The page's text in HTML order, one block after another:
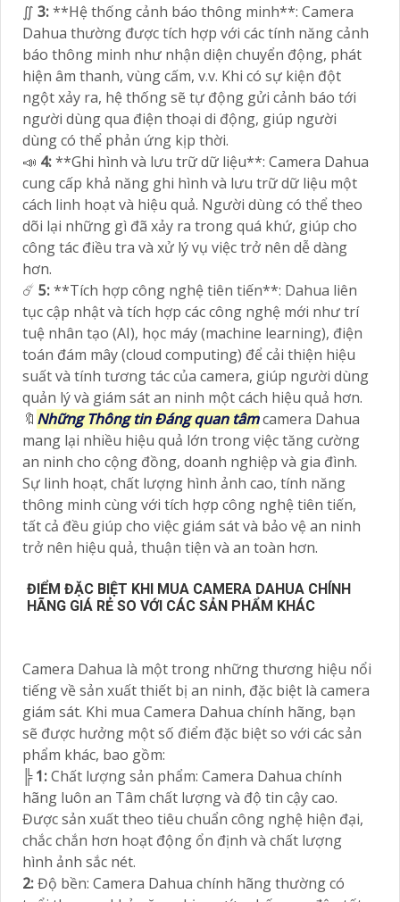
∬ 3:**Hệ thống cảnh báo thông minh**: Camera
Dahua thường được tích hợp với các tính năng cảnh
báo thông minh như nhận diện chuyển động, phát
hiện âm thanh, vùng cấm, v.v. Khi có sự kiện đột
ngột xảy ra, hệ thống sẽ tự động gửi cảnh báo tới
người dùng qua điện thoại di động, giúp người
dùng có thể phản ứng kịp thời.
📣 4:**Ghi hình và lưu trữ dữ liệu**: Camera Dahua
cung cấp khả năng ghi hình và lưu trữ dữ liệu một
cách linh hoạt và hiệu quả. Người dùng có thể theo
dõi lại những gì đã xảy ra trong quá khứ, giúp cho
công tác điều tra và xử lý vụ việc trở nên dễ dàng
hơn.
☄️ 5:**Tích hợp công nghệ tiên tiến**: Dahua liên
tục cập nhật và tích hợp các công nghệ mới như trí
tuệ nhân tạo (AI), học máy (machine learning), điện
toán đám mây (cloud computing) để cải thiện hiệu
suất và tính tương tác của camera, giúp người dùng
quản lý và giám sát an ninh một cách hiệu quả hơn.
🔖 Những Thông tin Đáng quan tâmcamera Dahua
mang lại nhiều hiệu quả lớn trong việc tăng cường
an ninh cho cộng đồng, doanh nghiệp và gia đình.
Sự linh hoạt, chất lượng hình ảnh cao, tính năng
thông minh cùng với tích hợp công nghệ tiên tiến,
tất cả đều giúp cho việc giám sát và bảo vệ an ninh
trở nên hiệu quả, thuận tiện và an toàn hơn.
ĐIỂM ĐẶC BIỆT KHI MUA CAMERA DAHUA CHÍNH
HÃNG GIÁ RẺ SO VỚI CÁC SẢN PHẨM KHÁC
Camera Dahua là một trong những thương hiệu nổi
tiếng về sản xuất thiết bị an ninh, đặc biệt là camera
giám sát. Khi mua Camera Dahua chính hãng, bạn
sẽ được hưởng một số điểm đặc biệt so với các sản
phẩm khác, bao gồm:
╠1:Chất lượng sản phẩm: Camera Dahua chính
hãng luôn an Tâm chất lượng và độ tin cậy cao.
Được sản xuất theo tiêu chuẩn công nghệ hiện đại,
chắc chắn hơn hoạt động ổn định và chất lượng
hình ảnh sắc nét.
2:Độ bền: Camera Dahua chính hãng thường có